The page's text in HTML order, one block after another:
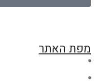
מפת האתר